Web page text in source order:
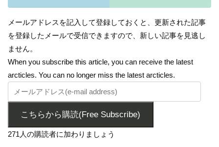
メールアドレスを記入して登録しておくと、更新された記事
を登録したメールで受信できますので、新しい記事を見逃し
ません。
When you subscribe this article, you can receive the latest
arcticles. You can no longer miss the latest arcticles.
こちらから購読(Free Subscribe)
271人の購読者に加わりましょう